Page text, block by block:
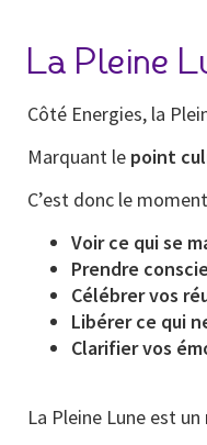
La Pleine
Côté Energies, la
Marquant le point
C’est donc le
Voir ce qui se
Prendre
Célébrer vos
Libérer ce qui
Clarifier vos
La Pleine Lune est un